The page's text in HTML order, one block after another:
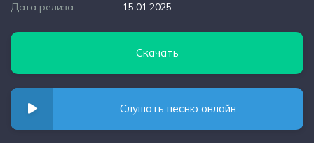
Дата релиза:
15.01.2025
Скачать
Слушать песню онлайн